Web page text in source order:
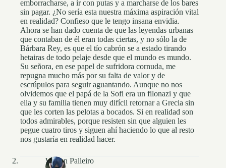
emborracharse, a ir con putas y a marcharse de los bares
sin pagar. ¿No sería esta nuestra máxima aspiración vital
en realidad? Confieso que le tengo insana envidia.
Ahora se han dado cuenta de que las leyendas urbanas
que contaban de él eran todas ciertas, y no sólo la de
Bárbara Rey, es que el tío cabrón se a estado tirando
hetairas de todo pelaje desde que el mundo es mundo.
Su señora, en ese papel de sufridora cornuda, me
repugna mucho más por su falta de valor y de
escrúpulos para seguir aguantando. Aunque no nos
olvidemos que el papá de la Sofi era un filonazi y que
ella y su familia tienen muy difícil retornar a Grecia sin
que les corten las pelotas a bocados. Si en realidad son
todos admirables, porque resisten sin que alguien les
pegue cuatro tiros y siguen ahí haciendo lo que al resto
nos gustaría en realidad hacer.
Wilson Palleiro